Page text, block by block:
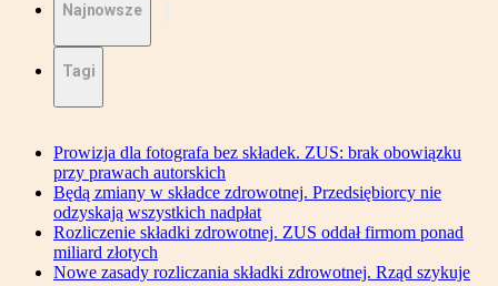
Najnowsze
Tagi
Prowizja dla fotografa bez składek. ZUS: brak obowiązku
przy prawach autorskich
Będą zmiany w składce zdrowotnej. Przedsiębiorcy nie
odzyskają wszystkich nadpłat
Rozliczenie składki zdrowotnej. ZUS oddał firmom ponad
miliard złotych
Nowe zasady rozliczania składki zdrowotnej. Rząd szykuje